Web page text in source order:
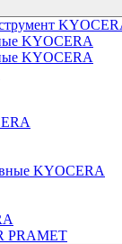
KYOCERA
KYOCERA
KYOCERA
PRAMET